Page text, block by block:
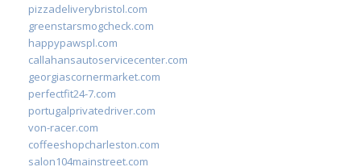
pizzadeliverybristol.com
greenstarsmogcheck.com
happypawspl.com
callahansautoservicecenter.com
georgiascornermarket.com
perfectfit24-7.com
portugalprivatedriver.com
von-racer.com
coffeeshopcharleston.com
salon104mainstreet.com